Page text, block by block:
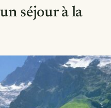
séjour à la